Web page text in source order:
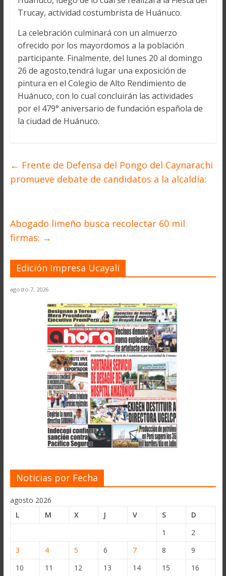
Trucay, actividad costumbrista de Huánuco.
La celebración culminará con un almuerzo
ofrecido por los mayordomos a la población
participante. Finalmente, del lunes 20 al domingo
26 de agosto,tendrá lugar una exposición de
pintura en el Colegio de Alto Rendimiento de
Huánuco, con lo cual concluirán las actividades
por el 479° aniversario de fundación española de
la ciudad de Huánuco.
← Frente de Defensa del Pongo del Caynarachi
promueve debate de candidatos a la alcaldía:
Abogado limeño busca recolectar 60 mil
firmas: →
Edición Impresa Ucayali
agosto 7, 2026
Noticias por Fecha
agosto 2026
L
M X J V S
D
1
2
3
4 5 6 7 8
9
10
11 12 13 14 15
16